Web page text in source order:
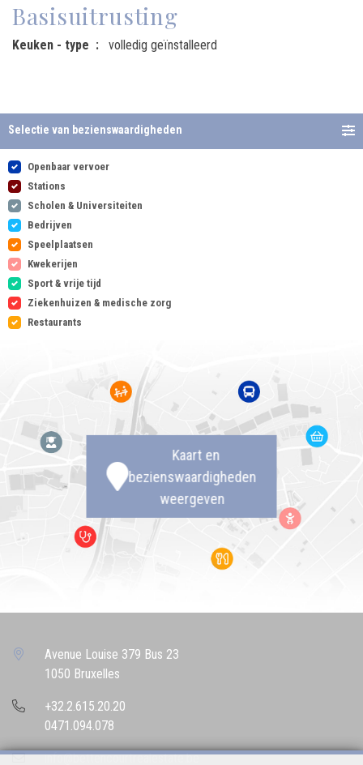
Basisuitrusting
Keuken - type volledig geïnstalleerd
Selectie van bezienswaardigheden
Openbaar vervoer
Stations
Scholen & Universiteiten
Bedrijven
Speelplaatsen
Kwekerijen
Sport & vrije tijd
Ziekenhuizen & medische zorg
Restaurants
Kaart en
bezienswaardigheden
weergeven
Avenue Louise 379 Bus 23
1050 Bruxelles
+32.2.615.20.20
0471.094.078
info@bettencourtrealestate.be